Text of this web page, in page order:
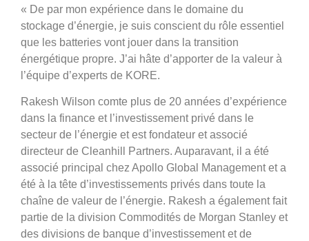
« De par mon expérience dans le domaine du
stockage d’énergie, je suis conscient du rôle essentiel
que les batteries vont jouer dans la transition
énergétique propre. J’ai hâte d’apporter de la valeur à
l’équipe d’experts de KORE.
Rakesh Wilson comte plus de 20 années d’expérience
dans la finance et l’investissement privé dans le
secteur de l’énergie et est fondateur et associé
directeur de Cleanhill Partners. Auparavant, il a été
associé principal chez Apollo Global Management et a
été à la tête d’investissements privés dans toute la
chaîne de valeur de l’énergie. Rakesh a également fait
partie de la division Commodités de Morgan Stanley et
des divisions de banque d’investissement et de